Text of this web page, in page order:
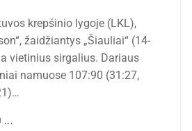
krepšinio lygoje (LKL),
žaidžiantys „Šiauliai“ (14-
vietinius sirgalius. Dariaus
namuose 107:90 (31:27,
...